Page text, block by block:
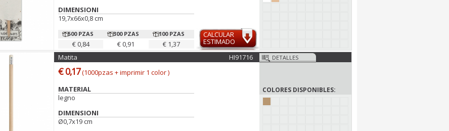
DIMENSIONI
19,7x66x0,8 cm
500 PZAS
€ 0,84
300 PZAS
€ 0,91
100 PZAS
€ 1,37
CALCULAR
ESTIMADO
Matita HI91716
€ 0,17(1000pzas + imprimir 1 color )
MATERIAL
legno
DIMENSIONI
Ø0,7x19 cm
DETALLES
COLORES DISPONIBLES: